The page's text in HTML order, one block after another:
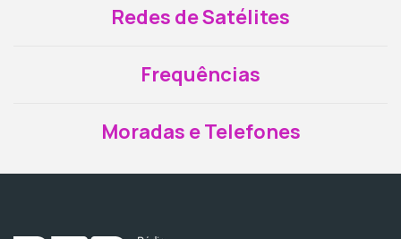
Redes de Satélites
Frequências
Moradas e Telefones